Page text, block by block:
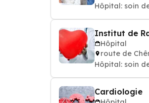
Hôpital: soin
Institut de
Hôpital
route de
Hôpital: soin
Cardiologie